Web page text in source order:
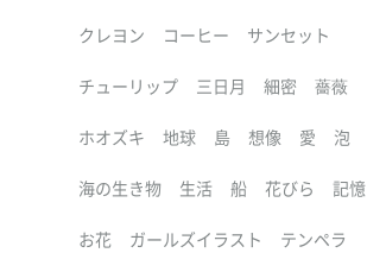
クレヨン コーヒー サンセット
チューリップ 三日月 細密 薔薇
ホオズキ 地球 島 想像 愛 泡
海の生き物 生活 船 花びら 記憶
お花 ガールズイラスト テンペラ